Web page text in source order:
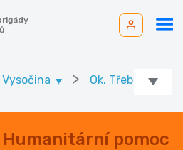
Vysočina > Ok. Třebíč
pomoc